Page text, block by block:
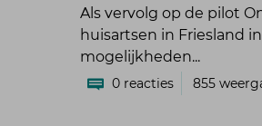
Als vervolg op de pilot
huisartsen in Friesland
mogelijkheden...
0 reacties 855